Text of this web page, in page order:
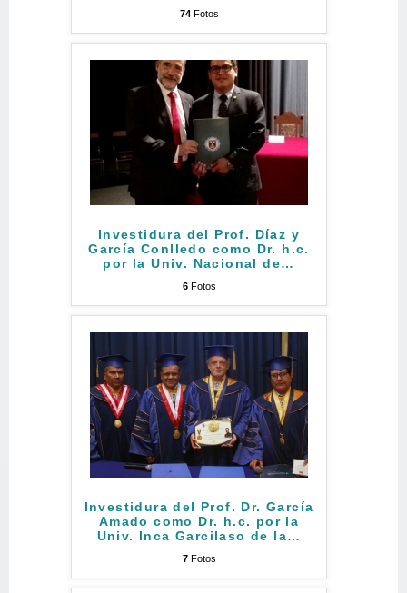
74Fotos
Investidura del Prof. Díaz y
García Conlledo como Dr. h.c.
por la Univ. Nacional de…
6Fotos
Investidura del Prof. Dr. García
Amado como Dr. h.c. por la
Univ. Inca Garcilaso de la…
7Fotos